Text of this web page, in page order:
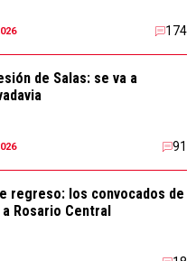
174
de Salas: se va a
91
regreso: los convocados de
Rosario Central